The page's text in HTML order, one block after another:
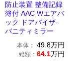
防止装置 整備記録
簿付 AAC Wエアバ
ック ドアバイザ-
バニティミラー
本体： 49.8万円
総額： 64.1万円